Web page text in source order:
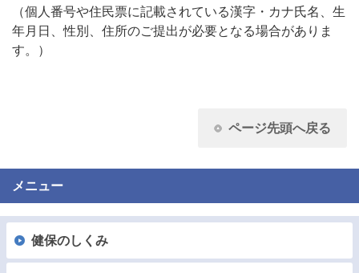
（個人番号や住民票に記載されている漢字・カナ氏名、生
年月日、性別、住所のご提出が必要となる場合がありま
す。）
ページ先頭へ戻る
メニュー
健保のしくみ